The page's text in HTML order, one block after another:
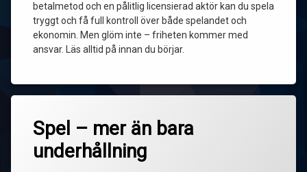
betalmetod och en pålitlig licensierad aktör kan du spela
tryggt och få full kontroll över både spelandet och
ekonomin. Men glöm inte – friheten kommer med
ansvar. Läs alltid på innan du börjar.
Spel – mer än bara
underhållning